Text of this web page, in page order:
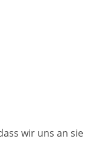
wir uns an sie